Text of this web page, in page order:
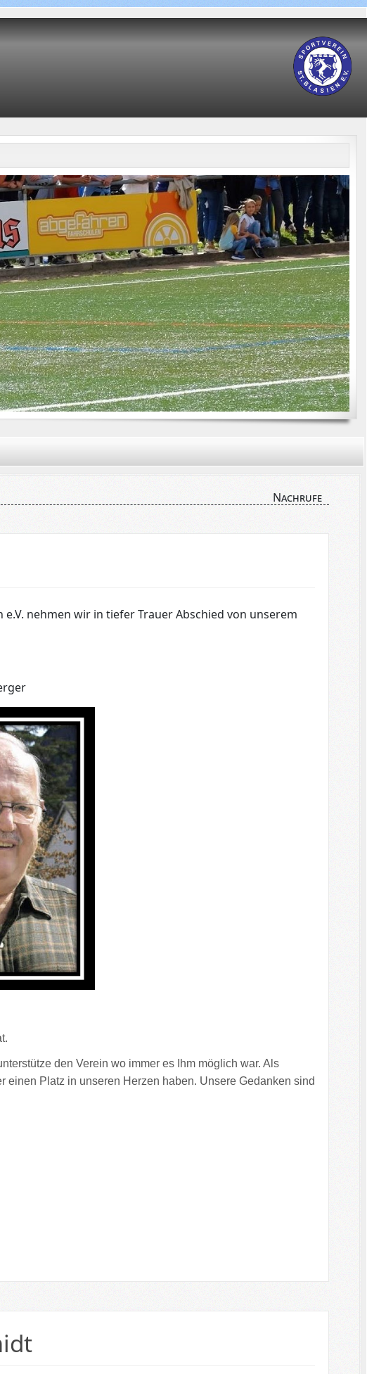
Nachrufe
nehmen wir in tiefer Trauer Abschied von unserem
den Verein wo immer es Ihm möglich war. Als
einen Platz in unseren Herzen haben. Unsere Gedanken sind